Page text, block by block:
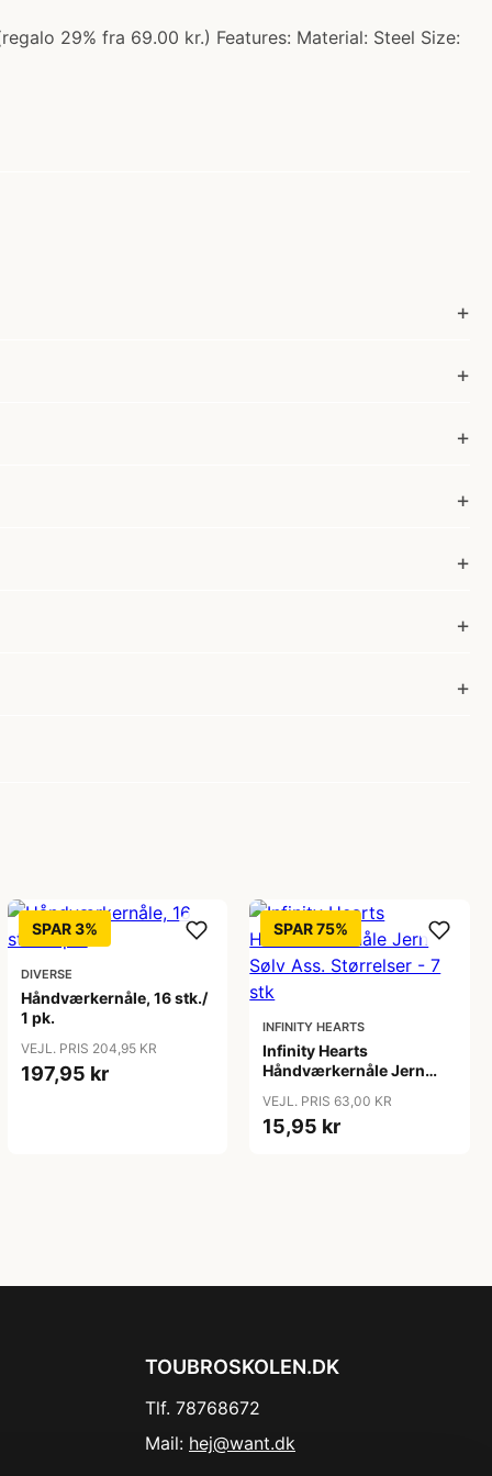
29% fra 69.00 kr.) Features: Material: Steel Size:
SPAR 3%
DIVERSE
Håndværkernåle, 16 stk./
1 pk.
VEJL. PRIS 204,95 KR
197,95 kr
SPAR 75%
INFINITY HEARTS
Infinity Hearts
Håndværkernåle Jern
stk
VEJL. PRIS 63,00 KR
15,95 kr
TOUBROSKOLEN.DK
Tlf. 78768672
Mail: hej@want.dk